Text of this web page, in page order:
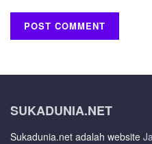
SUKADUNIA.NET
Sukadunia.net adalah website